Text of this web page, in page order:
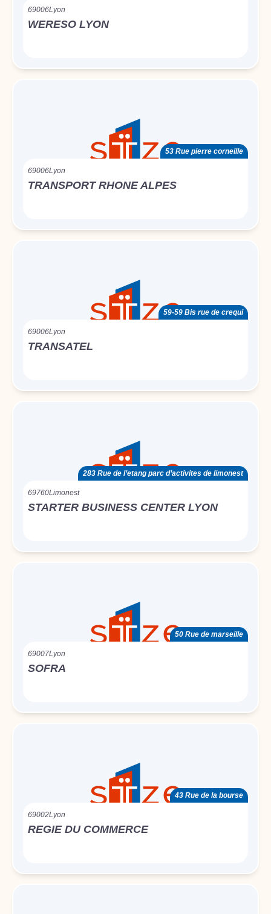
69006Lyon
WERESO LYON
53 Rue pierre corneille
69006Lyon
TRANSPORT RHONE ALPES
59-59 Bis rue de crequi
69006Lyon
TRANSATEL
283 Rue de l’etang parc d’activites de limonest
69760Limonest
STARTER BUSINESS CENTER LYON
50 Rue de marseille
69007Lyon
SOFRA
43 Rue de la bourse
69002Lyon
REGIE DU COMMERCE